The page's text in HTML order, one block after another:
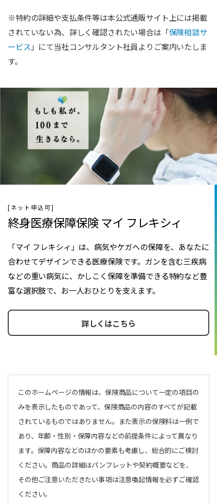
※特約の詳細や支払条件等は本公式通販サイト上には掲載
されていない為、詳しく確認されたい場合は「保険相談サ
ービス 」にて当社コンサルタント社員よりご案内いたしま
す。
[ネット申込可]
終身医療保障保険 マイ フレキシィ
「マイ フレキシィ」は、病気やケガへの保障を、あなたに
合わせてデザインできる医療保険です。ガンを含む三疾病
などの重い病気に、かしこく保障を準備できる特約など豊
富な選択肢で、お一人おひとりを支えます。
詳しくはこちら
このホームページの情報は、保険商品について一定の項目の
みを表示したものであって、保険商品の内容のすべてが記載
されているものではありません。また表示の保険料は一例で
あり、年齢・性別・保障内容などの前提条件によって異なり
ます。保障内容などのほかの要素も考慮し、総合的にご検討
ください。商品の詳細はパンフレットや契約概要などを、
その他ご注意いただきたい事項は注意喚起情報を必ずご確認
ください。